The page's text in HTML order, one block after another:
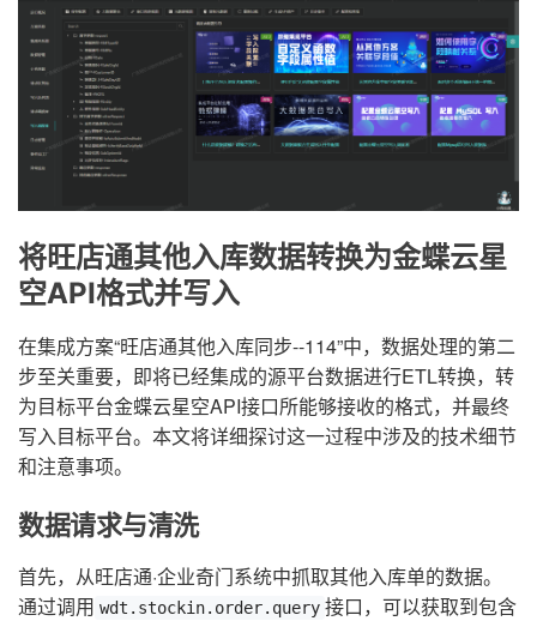
将旺店通其他入库数据转换为金蝶云星
空API格式并写入
在集成方案“旺店通其他入库同步--114”中，数据处理的第二
步至关重要，即将已经集成的源平台数据进行ETL转换，转
为目标平台金蝶云星空API接口所能够接收的格式，并最终
写入目标平台。本文将详细探讨这一过程中涉及的技术细节
和注意事项。
数据请求与清洗
首先，从旺店通·企业奇门系统中抓取其他入库单的数据。
通过调用 wdt.stockin.order.query 接口，可以获取到包含